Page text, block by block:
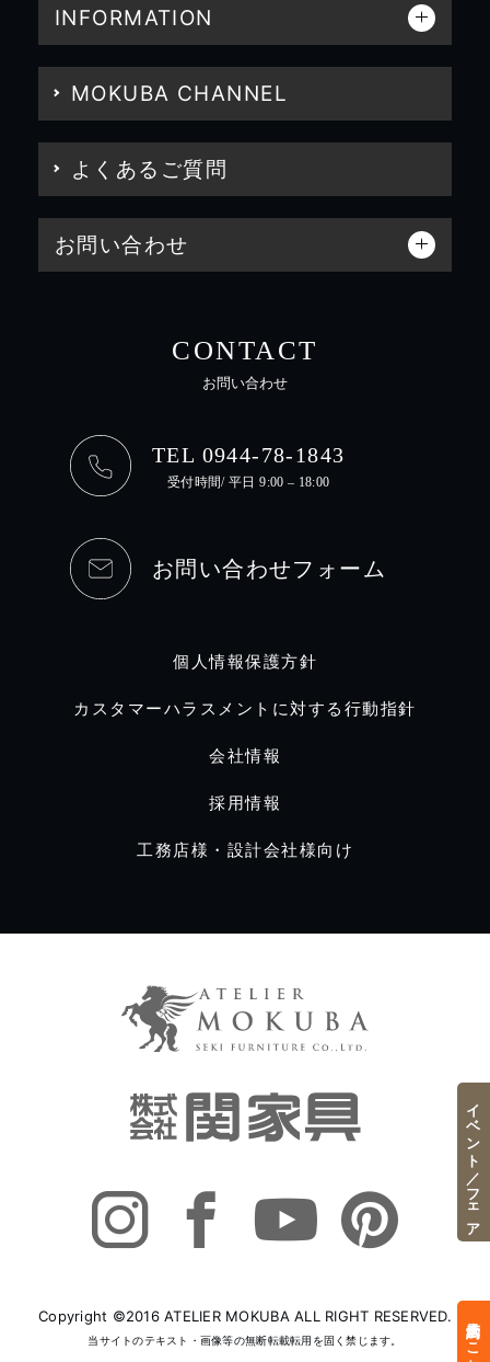
INFORMATION
MOKUBA CHANNEL
よくあるご質問
お問い合わせ
CONTACT
お問い合わせ
TEL 0944-78-1843
受付時間/ 平日 9:00 – 18:00
お問い合わせフォーム
個人情報保護方針
カスタマーハラスメントに対する行動指針
会社情報
採用情報
工務店様・設計会社様向け
Copyright ©2016 ATELIER MOKUBA ALL RIGHT RESERVED.
当サイトのテキスト・画像等の無断転載転用を固く禁じます。
イベント／フェア